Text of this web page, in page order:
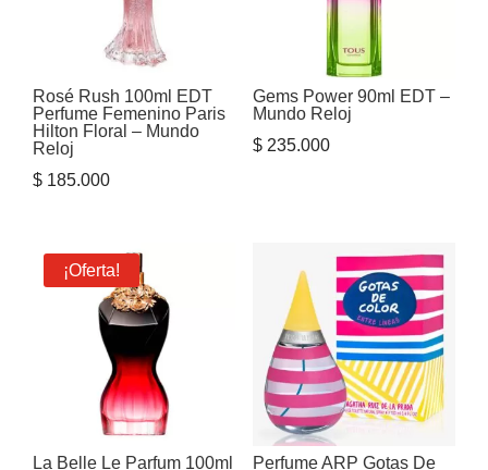
Rosé Rush 100ml EDT
Perfume Femenino Paris
Hilton Floral – Mundo
Reloj
$ 185.000
Gems Power 90ml EDT –
Mundo Reloj
$235.000
¡Oferta!
La Belle Le Parfum 100ml
Perfume ARP Gotas De